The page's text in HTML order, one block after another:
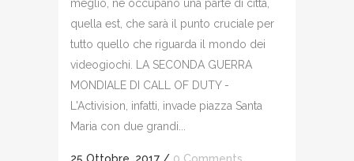
meglio, ne occupano una parte di città,
quella est, che sarà il punto cruciale per
tutto quello che riguarda il mondo dei
videogiochi. LA SECONDA GUERRA
MONDIALE DI CALL OF DUTY -
L'Activision, infatti, invade piazza Santa
Maria con due grandi...
25 Ottobre, 2017 / 0 Comments